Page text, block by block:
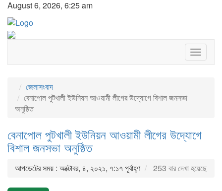
August 6, 2026, 6:25 am
Toggle
জেলাসংবাদ
বেনাপোল পুটখালী ইউনিয়ন আওয়ামী লীগের উদ্যোগে বিশাল জনসভা
অনুষ্ঠিত
বেনাপোল পুটখালী ইউনিয়ন আওয়ামী লীগের উদ্যোগে
বিশাল জনসভা অনুষ্ঠিত
আপডেটের সময় : অক্টোবর, ৪, ২০২১, ৭:১৭ পূর্বাহ্ণ 253 বার দেখা হয়েছে